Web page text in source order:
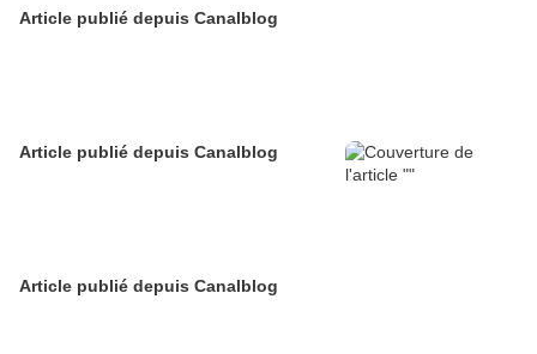
Article publié depuis Canalblog
Article publié depuis Canalblog
Article publié depuis Canalblog